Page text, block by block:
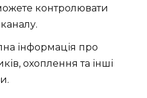
контролювати
інформація про
охоплення та інші